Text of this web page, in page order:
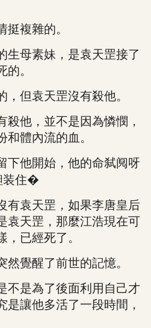
複雜的。
母素妹，是袁天罡接了
。
但袁天罡沒有殺他。
他，並不是因為憐憫，
體內流的血。
他開始，他的命弑阋呀
装住�
袁天罡，如果李唐皇后
袁天罡，那麼江浩現在可
已經死了。
覺醒了前世的記憶。
是為了後面利用自己才
是讓他多活了一段時間，